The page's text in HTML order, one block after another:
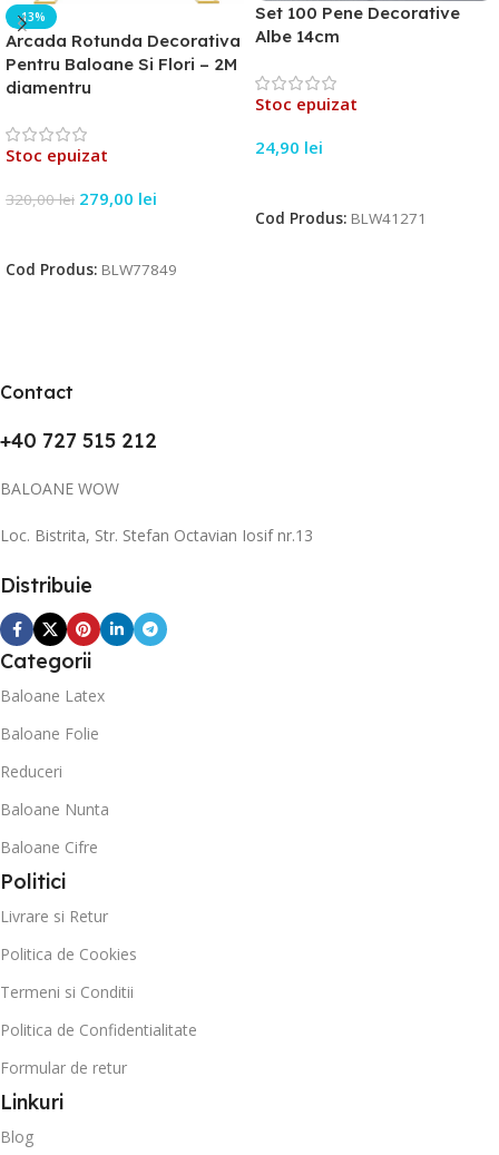
-13%
Arcada Rotunda Decorativa
Pentru Baloane Si Flori – 2M
diamentru
Stoc epuizat
320,00lei 279,00 lei
Cod Produs: BLW77849
Set 100 Pene Decorative
Albe 14cm
Stoc epuizat
24,90 lei
Cod Produs: BLW41271
Contact
+40 727 515 212
BALOANE WOW
Loc. Bistrita, Str. Stefan Octavian Iosif nr.13
Distribuie
Categorii
Baloane Latex
Baloane Folie
Reduceri
Baloane Nunta
Baloane Cifre
Politici
Livrare si Retur
Politica de Cookies
Termeni si Conditii
Politica de Confidentialitate
Formular de retur
Linkuri
Blog